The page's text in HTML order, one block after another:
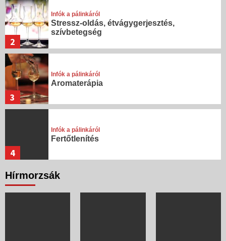
2
Infók a pálinkáról
Stressz-oldás, étvágygerjesztés,
szívbetegség
3
Infók a pálinkáról
Aromaterápia
4
Infók a pálinkáról
Fertőtlenítés
Népi gyógymódok
Hírmorzsák